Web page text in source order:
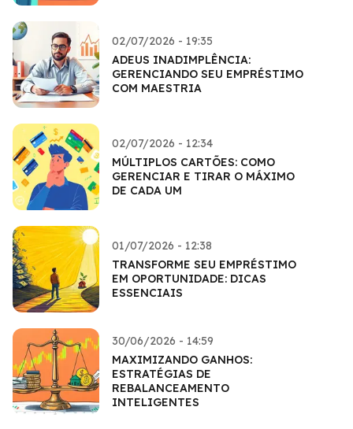
02/07/2026 - 19:35
ADEUS INADIMPLÊNCIA:
GERENCIANDO SEU EMPRÉSTIMO
COM MAESTRIA
02/07/2026 - 12:34
MÚLTIPLOS CARTÕES: COMO
GERENCIAR E TIRAR O MÁXIMO
DE CADA UM
01/07/2026 - 12:38
TRANSFORME SEU EMPRÉSTIMO
EM OPORTUNIDADE: DICAS
ESSENCIAIS
30/06/2026 - 14:59
MAXIMIZANDO GANHOS:
ESTRATÉGIAS DE
REBALANCEAMENTO
INTELIGENTES